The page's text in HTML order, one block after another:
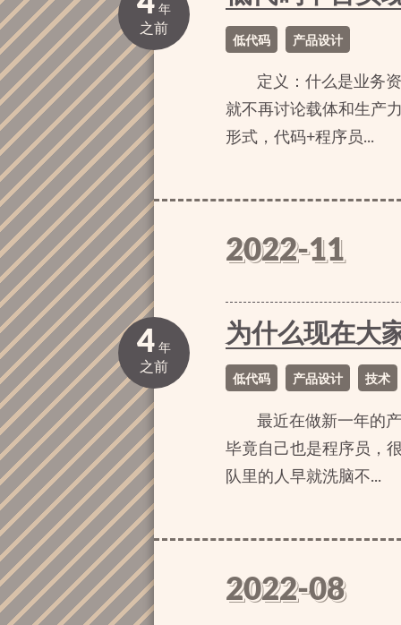
年
之前
低代码 产品设计
定义：什么是业务
就不再讨论载体和生产
形式，代码+程序员...
2022-11
4 年
之前
为什么现在大
低代码 产品设计 技术
最近在做新一年的
毕竟自己也是程序员，
队里的人早就洗脑不...
2022-08